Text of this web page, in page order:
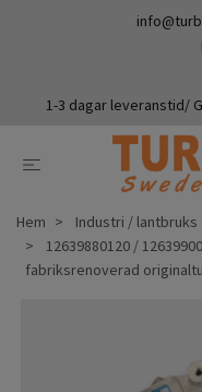
1-3 dagar leveranstid/
Hem Industri / lantbruks
12639880120 /
fabriksrenoverad